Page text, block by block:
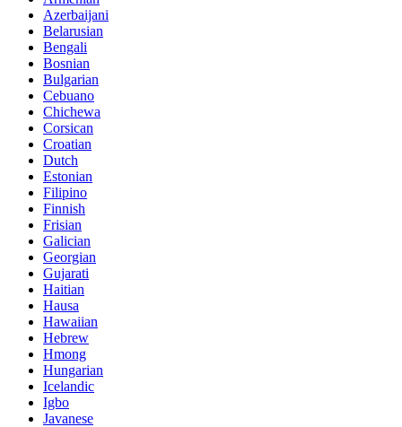
Azerbaijani
Belarusian
Bengali
Bosnian
Bulgarian
Cebuano
Chichewa
Corsican
Croatian
Dutch
Estonian
Filipino
Finnish
Frisian
Galician
Georgian
Gujarati
Haitian
Hausa
Hawaiian
Hebrew
Hmong
Hungarian
Icelandic
Igbo
Javanese